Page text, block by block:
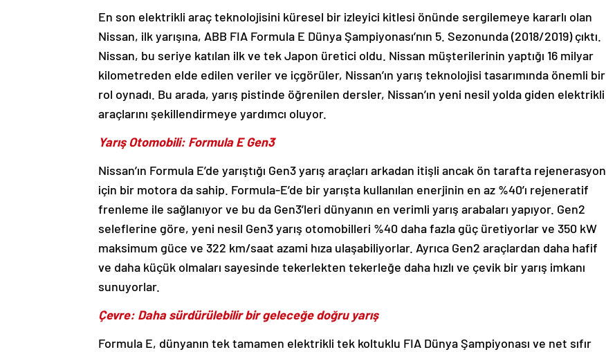
En son elektrikli araç teknolojisini küresel bir izleyici kitlesi önünde sergilemeye kararlı olan
Nissan, ilk yarışına, ABB FIA Formula E Dünya Şampiyonası’nın 5. Sezonunda (2018/2019) çıktı.
Nissan, bu seriye katılan ilk ve tek Japon üretici oldu. Nissan müşterilerinin yaptığı 16 milyar
kilometreden elde edilen veriler ve içgörüler, Nissan’ın yarış teknolojisi tasarımında önemli bir
rol oynadı. Bu arada, yarış pistinde öğrenilen dersler, Nissan’ın yeni nesil yolda giden elektrikli
araçlarını şekillendirmeye yardımcı oluyor.
Yarış Otomobili: Formula E Gen3
Nissan’ın Formula E’de yarıştığı Gen3 yarış araçları arkadan itişli ancak ön tarafta rejenerasyon
için bir motora da sahip. Formula-E’de bir yarışta kullanılan enerjinin en az %40’ı rejeneratif
frenleme ile sağlanıyor ve bu da Gen3’leri dünyanın en verimli yarış arabaları yapıyor. Gen2
seleflerine göre, yeni nesil Gen3 yarış otomobilleri %40 daha fazla güç üretiyorlar ve 350 kW
maksimum güce ve 322 km/saat azami hıza ulaşabiliyorlar. Ayrıca Gen2 araçlardan daha hafif
ve daha küçük olmaları sayesinde tekerlekten tekerleğe daha hızlı ve çevik bir yarış imkanı
sunuyorlar.
Çevre: Daha sürdürülebilir bir geleceğe doğru yarış
Formula E, dünyanın tek tamamen elektrikli tek koltuklu FIA Dünya Şampiyonası ve net sıfır